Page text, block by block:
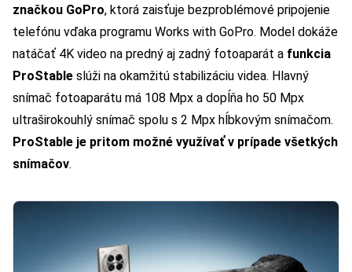
značkou GoPro, ktorá zaisťuje bezproblémové pripojenie
telefónu vďaka programu Works with GoPro. Model dokáže
natáčať 4K video na predný aj zadný fotoaparát a funkcia
ProStable slúži na okamžitú stabilizáciu videa. Hlavný
snímač fotoaparátu má 108 Mpx a dopĺňa ho 50 Mpx
ultraširokouhlý snímač spolu s 2 Mpx hĺbkovým snímačom.
ProStable je pritom možné využívať v prípade všetkých
snímačov.